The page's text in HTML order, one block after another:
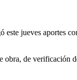
jueves aportes
de verificación